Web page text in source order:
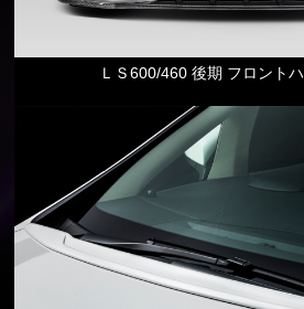
ＬＳ600/460 後期 フロント